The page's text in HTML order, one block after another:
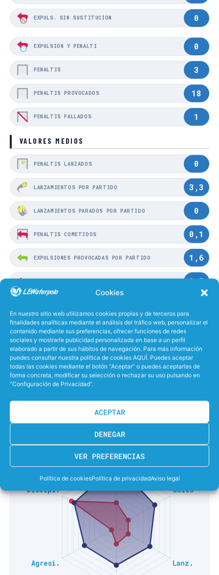
Cookies
En nuestro sitio web utilizamos cookies propias y de terceros para
finalidades analíticas mediante el análisis del tráfico web, personalizar el
contenido mediante sus preferencias, ofrecer funciones de redes
sociales y mostrarle publicidad personalizada en base a un perfil
elaborado a partir de sus hábitos de navegación. Para más información
puedes consultar nuestra política de cookies AQUÍ. Puedes aceptar
todas las cookies mediante el botón “Aceptar” o puedes aceptarlas de
forma concreta, modificar su selección o rechazar su uso pulsando en
“Configuración de Privacidad”.
ACEPTAR
DENEGAR
VER PREFERENCIAS
Política de cookiesPolítica de privacidadAviso legal
EXPULS. SIN SUSTITUCIÓN 0
EXPULSIÓN Y PENALTI 0
PENALTIS 3
PENALTIS PROVOCADOS 18
PENALTIS FALLADOS 1
VALORES MEDIOS
PENALTIS LANZADOS 0
LANZAMIENTOS POR PARTIDO 3,3
LANZAMIENTOS PARADOS POR PARTIDO 0
PENALTIS COMETIDOS 0,1
EXPULSIONES PROVOCADAS POR PARTIDO 1,6
0,5
EFECTIVIDAD LANZANDO
EFECTIVIDAD LANZANDO PENALTIS 0%
EFECTIVIDAD EN SUPERIORIDAD 16%
61%
0%